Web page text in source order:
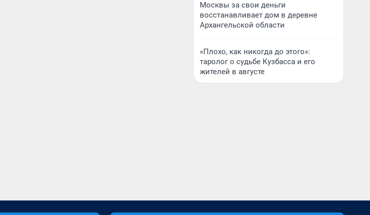
Москвы за свои деньги
восстанавливает дом в деревне
Архангельской области
«Плохо, как никогда до этого»:
таролог о судьбе Кузбасса и его
жителей в августе